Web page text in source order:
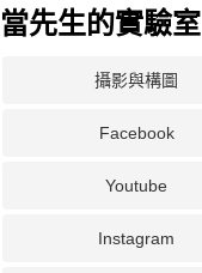
當先生的實驗室
攝影與構圖
Facebook
Youtube
Instagram